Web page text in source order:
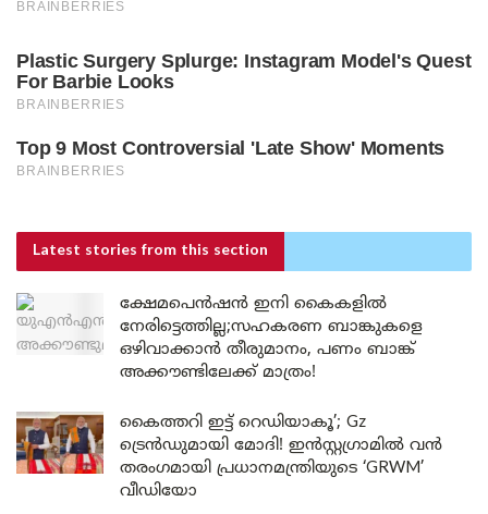
Latest stories from this section
ക്ഷേമപെൻഷൻ ഇനി കൈകളിൽ
നേരിട്ടെത്തില്ല;സഹകരണ ബാങ്കുകളെ
ഒഴിവാക്കാൻ തീരുമാനം, പണം ബാങ്ക്
അക്കൗണ്ടിലേക്ക് മാത്രം!
കൈത്തറി ഇട്ട് റെഡിയാകൂ’; Gz
ട്രെൻഡുമായി മോദി! ഇൻസ്റ്റഗ്രാമിൽ വൻ
തരംഗമായി പ്രധാനമന്ത്രിയുടെ ‘GRWM’
വീഡിയോ